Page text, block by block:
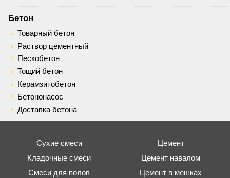
Бетон
Товарный бетон
Раствор цементный
Пескобетон
Тощий бетон
Керамзитобетон
Бетононасос
Доставка бетона
Сухие смеси
Кладочные смеси
Смеси для полов
Цемент
Цемент навалом
Цемент в мешках